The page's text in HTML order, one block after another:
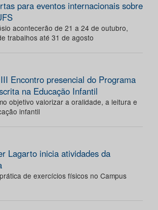
para eventos internacionais sobre
acontecerão de 21 a 24 de outubro,
trabalhos até 31 de agosto
Encontro presencial do Programa
na Educação Infantil
objetivo valorizar a oralidade, a leitura e
infantil
Lagarto inicia atividades da
de exercícios físicos no Campus